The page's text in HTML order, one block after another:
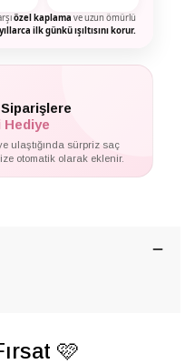
özel kaplama ve uzun ömürlü
yıllarca ilk günkü ışıltısını korur.
Hediye
ulaştığında sürpriz saç
otomatik olarak eklenir.
🩷